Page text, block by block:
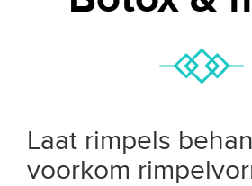
Laat rimpels
voorkom